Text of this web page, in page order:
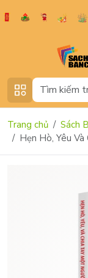
Trang chủ
Sách
Hẹn Hò, Yêu